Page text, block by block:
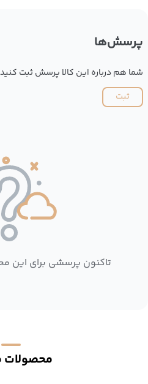
پرسش‌ها
شما هم درباره این کالا پرسش ثبت کنید
ثبت
تاکنون پرسشی برای
محصولات